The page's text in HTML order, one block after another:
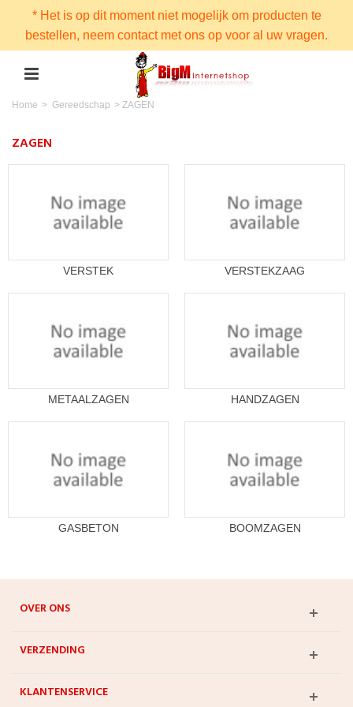
* Het is op dit moment niet mogelijk om producten te
bestellen, neem contact met ons op voor al uw vragen.
Home > Gereedschap > ZAGEN
ZAGEN
VERSTEK VERSTEKZAAG
METAALZAGEN HANDZAGEN
GASBETON BOOMZAGEN
OVER ONS
VERZENDING
KLANTENSERVICE